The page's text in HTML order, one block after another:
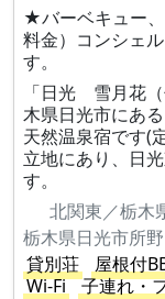
★バーベキュー
料金）コンシェ
す。
「日光 雪月花
木県日光市にあ
天然温泉宿です(
立地にあり、日
す。
北関東／栃木
栃木県日光市所
貸別荘
屋根付
Wi-Fi
子連れ・